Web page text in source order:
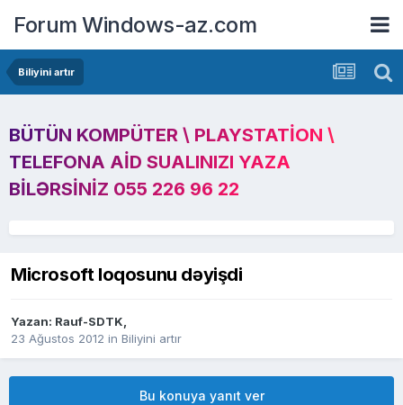
Forum Windows-az.com
Biliyini artır
BÜTÜN KOMPÜTER \ PLAYSTATION \
TELEFONA AID SUALINIZI YAZA
BILƏRSINIZ 055 226 96 22
Microsoft loqosunu dəyişdi
Yazan: Rauf-SDTK,
23 Ağustos 2012 in Biliyini artır
Bu konuya yanıt ver